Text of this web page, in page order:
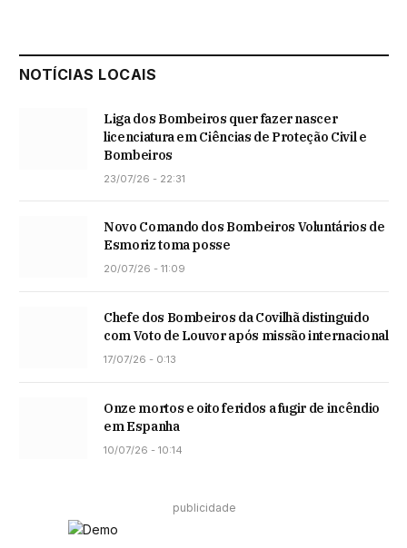
NOTÍCIAS LOCAIS
Liga dos Bombeiros quer fazer nascer
licenciatura em Ciências de Proteção Civil e
Bombeiros
23/07/26 - 22:31
Novo Comando dos Bombeiros Voluntários de
Esmoriz toma posse
20/07/26 - 11:09
Chefe dos Bombeiros da Covilhã distinguido
com Voto de Louvor após missão internacional
17/07/26 - 0:13
Onze mortos e oito feridos a fugir de incêndio
em Espanha
10/07/26 - 10:14
publicidade